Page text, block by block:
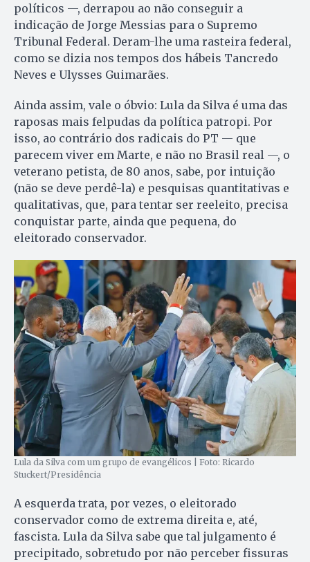
políticos —, derrapou ao não conseguir a
indicação de Jorge Messias para o Supremo
Tribunal Federal. Deram-lhe uma rasteira federal,
como se dizia nos tempos dos hábeis Tancredo
Neves e Ulysses Guimarães.
Ainda assim, vale o óbvio: Lula da Silva é uma das
raposas mais felpudas da política patropi. Por
isso, ao contrário dos radicais do PT — que
parecem viver em Marte, e não no Brasil real —, o
veterano petista, de 80 anos, sabe, por intuição
(não se deve perdê-la) e pesquisas quantitativas e
qualitativas, que, para tentar ser reeleito, precisa
conquistar parte, ainda que pequena, do
eleitorado conservador.
Lula da Silva com um grupo de evangélicos | Foto: Ricardo
Stuckert/Presidência
A esquerda trata, por vezes, o eleitorado
conservador como de extrema direita e, até,
fascista. Lula da Silva sabe que tal julgamento é
precipitado, sobretudo por não perceber fissuras